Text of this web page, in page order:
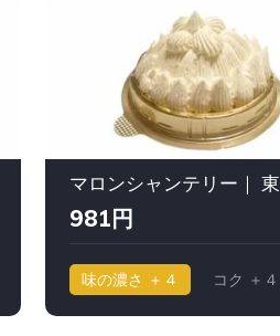
981円
味の濃さ ＋４ コク ＋４